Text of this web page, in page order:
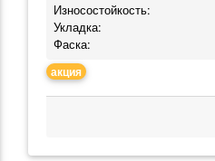
Износостойкость:
Укладка:
Фаска:
акция